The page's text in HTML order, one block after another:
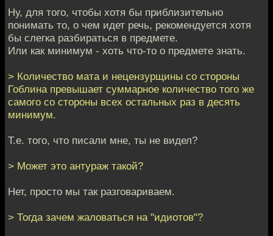
Ну, для того, чтобы хотя бы приблизительно
понимать то, о чем идет речь, рекомендуется хотя
бы слегка разбираться в предмете.
Или как минимум - хоть что-то о предмете знать.
> Количество мата и нецензурщины со стороны
Гоблина превышает суммарное количество того же
самого со стороны всех остальных раз в десять
минимум.
Т.е. того, что писали мне, ты не видел?
> Может это антураж такой?
Нет, просто мы так разговариваем.
> Тогда зачем жаловаться на "идиотов"?